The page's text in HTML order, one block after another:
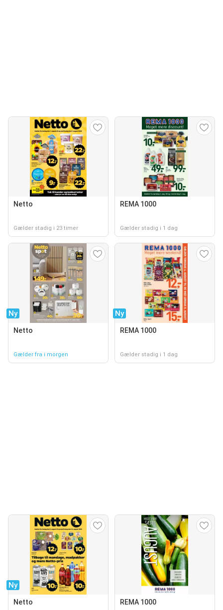
Netto
Gælder stadig i 23 timer
REMA 1000
Gælder stadig i 1 dag
Ny
Netto
Gælder fra i morgen
Ny
REMA 1000
Gælder stadig i 1 dag
Ny
Netto REMA 1000